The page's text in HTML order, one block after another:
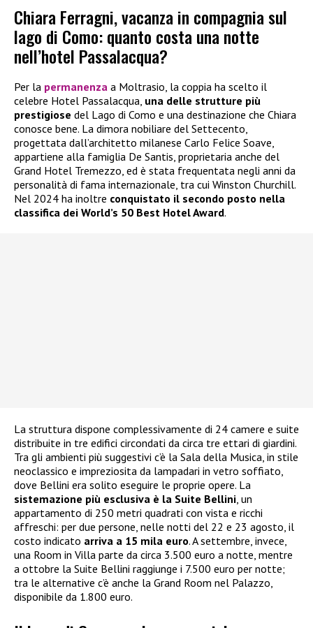
Chiara Ferragni, vacanza in compagnia sul
lago di Como: quanto costa una notte
nell’hotel Passalacqua?
Per la permanenza a Moltrasio, la coppia ha scelto il
celebre Hotel Passalacqua, una delle strutture più
prestigiose del Lago di Como e una destinazione che Chiara
conosce bene. La dimora nobiliare del Settecento,
progettata dall’architetto milanese Carlo Felice Soave,
appartiene alla famiglia De Santis, proprietaria anche del
Grand Hotel Tremezzo, ed è stata frequentata negli anni da
personalità di fama internazionale, tra cui Winston Churchill.
Nel 2024 ha inoltre conquistato il secondo posto nella
classifica dei World’s 50 Best Hotel Award.
La struttura dispone complessivamente di 24 camere e suite
distribuite in tre edifici circondati da circa tre ettari di giardini.
Tra gli ambienti più suggestivi c’è la Sala della Musica, in stile
neoclassico e impreziosita da lampadari in vetro soffiato,
dove Bellini era solito eseguire le proprie opere. La
sistemazione più esclusiva è la Suite Bellini, un
appartamento di 250 metri quadrati con vista e ricchi
affreschi: per due persone, nelle notti del 22 e 23 agosto, il
costo indicato arriva a 15 mila euro. A settembre, invece,
una Room in Villa parte da circa 3.500 euro a notte, mentre
a ottobre la Suite Bellini raggiunge i 7.500 euro per notte;
tra le alternative c’è anche la Grand Room nel Palazzo,
disponibile da 1.800 euro.